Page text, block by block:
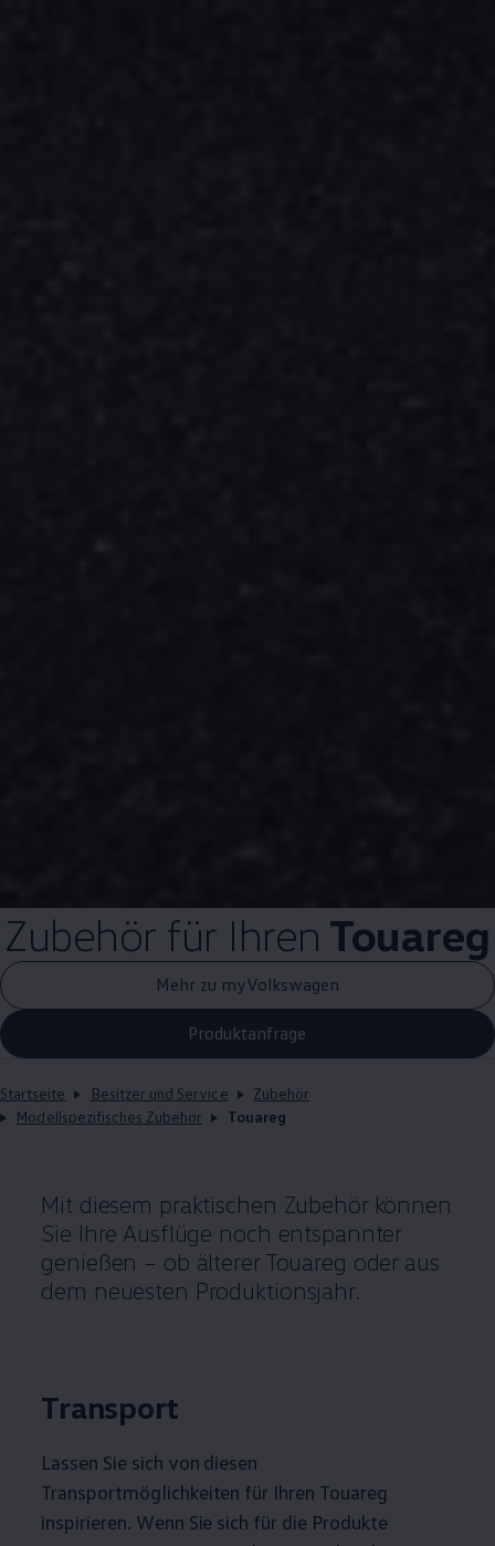
Zubehörfür Ihren Touareg
Mehr zu myVolkswagen
Produktanfrage
Startseite Besitzer und Service
Zubehör
Modellspezifisches Zubehör
Touareg
Mit diesem praktischen Zubehörkönnen
Sie Ihre Ausflüge noch entspannter
genießen – ob älterer Touareg oder aus
dem neuesten Produktionsjahr.
Transport
Lassen Sie sich von diesen
Transportmöglichkeiten für Ihren Touareg
inspirieren. Wenn Sie sich für die Produkte